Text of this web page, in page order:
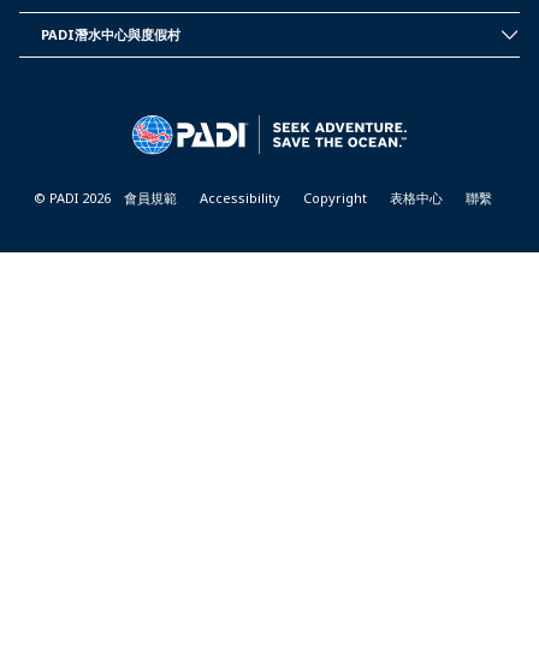
INFORMATION
PADI潛水中心與度假村
© PADI 2026 會員規範 Accessibility Copyright 表格中心 聯繫